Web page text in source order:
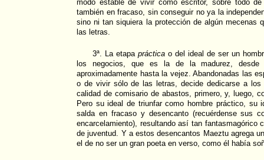
modo estable de vivir como escritor, sobre todo
también en fracaso, sin conseguir no ya la
sino ni tan siquiera la protección de algún mecenas
las letras.
3ª. La etapa prácticao del ideal de ser un
los negocios, que es la de la madurez,
aproximadamente hasta la vejez. Abandonadas las
o de vivir sólo de las letras, decide dedicarse a los
calidad de comisario de abastos, primero, y, luego,
Pero su ideal de triunfar como hombre práctico, su
salda en fracaso y desencanto (recuérdense sus
encarcelamiento), resultando así tan fantasmagórico
de juventud. Y a estos desencantos Maeztu agrega
el de no ser un gran poeta en verso, como él había